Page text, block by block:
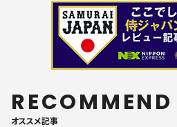
RECOMMEND
オススメ記事